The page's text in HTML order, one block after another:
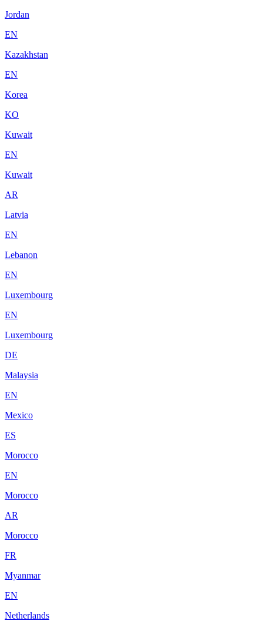
Jordan
EN
Kazakhstan
EN
Korea
KO
Kuwait
EN
Kuwait
AR
Latvia
EN
Lebanon
EN
Luxembourg
EN
Luxembourg
DE
Malaysia
EN
Mexico
ES
Morocco
EN
Morocco
AR
Morocco
FR
Myanmar
EN
Netherlands